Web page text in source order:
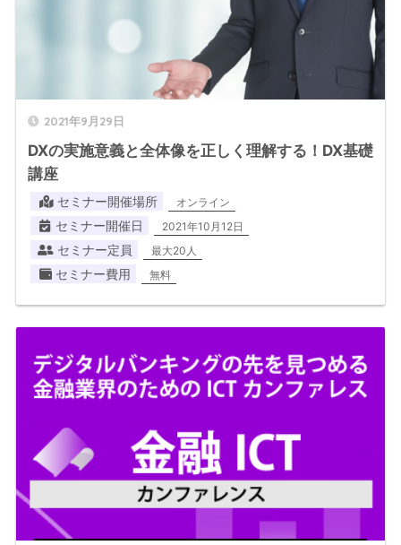
2021年9月29日
DXの実施意義と全体像を正しく理解する！DX基礎
講座
セミナー開催場所 オンライン
セミナー開催日 2021年10月12日
セミナー定員 最大20人
セミナー費用 無料